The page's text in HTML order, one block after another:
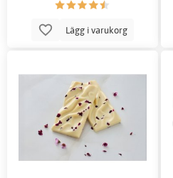
Lägg i varukorg